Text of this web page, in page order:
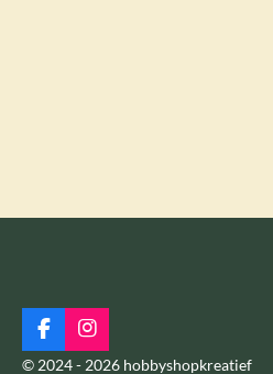
F
a
I
n
© 2024 - 2026 hobbyshopkreatief